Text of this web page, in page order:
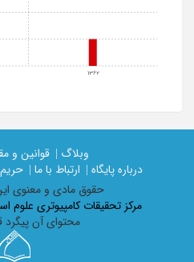
1362
وبلاگ | قوانین و
درباره پایگاه |
ارتباط با ما |
حقوق مادی و معنوی
مرکز تحقیقات کامپیوتری علوم
محتوای آن پیگرد